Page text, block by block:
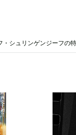
・シュリンゲンジーフの